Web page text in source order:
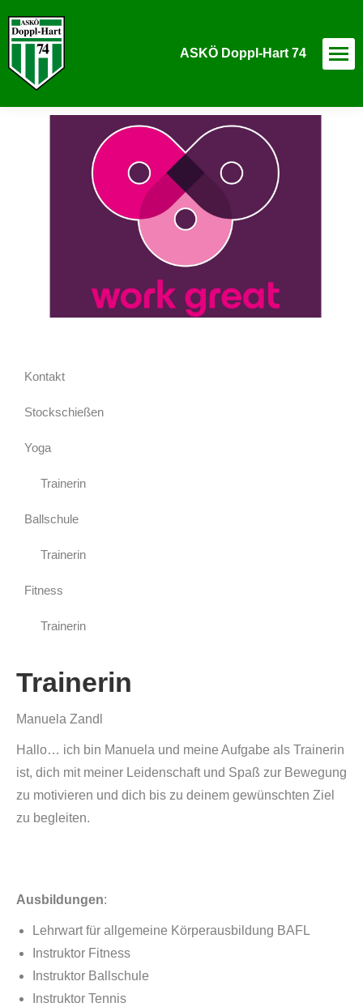
ASKÖ Doppl-Hart 74
Trainerin
Manuela Zandl
Hallo… ich bin Manuela und meine Aufgabe als Trainerin
ist, dich mit meiner Leidenschaft und Spaß zur Bewegung
zu motivieren und dich bis zu deinem gewünschten Ziel
zu begleiten.
Ausbildungen:
Lehrwart für allgemeine Körperausbildung BAFL
Instruktor Fitness
Instruktor Ballschule
Instruktor Tennis
Kontakt
Stockschießen
Yoga
Trainerin
Ballschule
Trainerin
Fitness
Trainerin